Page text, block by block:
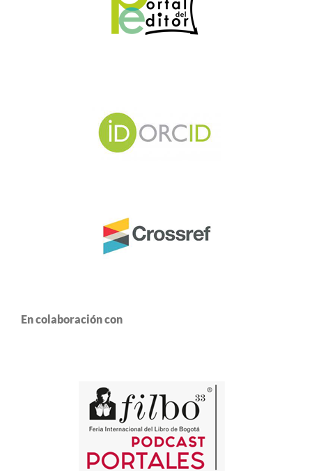
En colaboración con